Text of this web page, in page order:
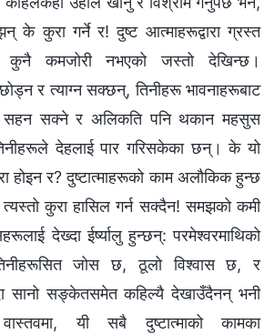
के कुरा गर्ने र! दुष्ट आत्माहरूद्वारा ग्रस्त
कुनै कमजोरी नभएको जस्तो देखिन्छ।
र त्याग्न सक्छन्, तिनीहरू भावनाहरूबाट
सहन सक्‍ने र अलिकति पनि थकान महसुस
देहलाई पार गरिसकेका छन्। के यो
होइन र? दुष्टात्माहरूको काम अलौकिक हुन्छ
कुरा हासिल गर्न सक्दैन! समझको कमी
देख्दा ईर्ष्यालु हुन्छन्: परमेश्‍वरमाथिको
जोस छ, ठूलो विश्‍वास छ, र
सानो सङ्केतसमेत कहिल्यै देखाउँदैनन् भनी
यी सबै दुष्टात्माको कामका